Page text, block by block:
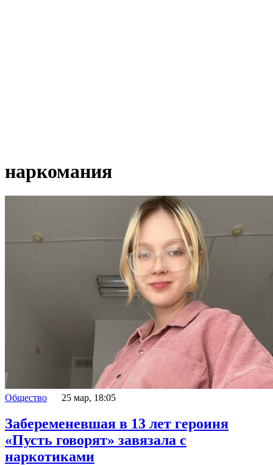
наркомания
Общество 25 мар, 18:05
Забеременевшая в 13 лет героиня
«Пусть говорят» завязала с
наркотиками